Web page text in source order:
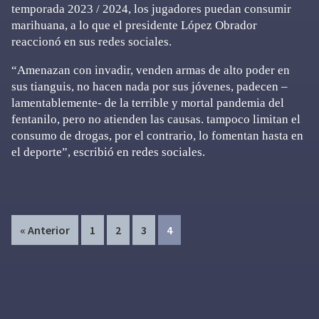
temporada 2023 / 2024, los jugadores puedan consumir
marihuana, a lo que el presidente López Obrador
reaccionó en sus redes sociales.
“Amenazan con invadir, venden armas de alto poder en
sus tianguis, no hacen nada por sus jóvenes, padecen –
lamentablemente- de la terrible y mortal pandemia del
fentanilo, pero no atienden las causas. tampoco limitan el
consumo de drogas, por el contrario, lo fomentan hasta en
el deporte”, escribió en redes sociales.
« Anterior Page
1 Page
2 Page
3 Page
4